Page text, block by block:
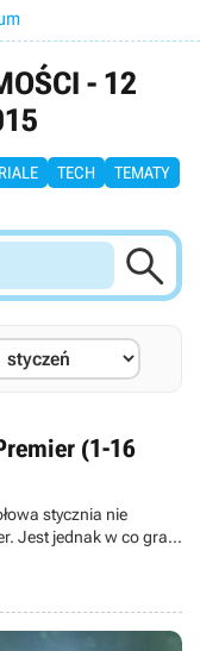
- 12
TECH TEMATY

(1-16
stycznia nie
Jest jednak w co grać.
Creed: Unity –